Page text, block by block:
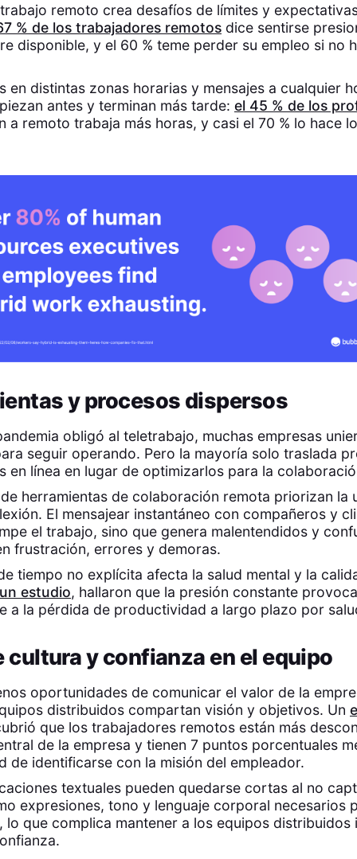
remoto crea desafíos de límites y
% de los trabajadores remotos dice sentirse
disponible, y el 60 % teme perder su empleo si no
en distintas zonas horarias y mensajes a cualquier
antes y terminan más tarde: el 45 % de los
a remoto trabaja más horas, y casi el 70 % lo hace
y procesos dispersos
obligó al teletrabajo, muchas empresas
seguir operando. Pero la mayoría solo traslada
en línea en lugar de optimizarlos para la
herramientas de colaboración remota priorizan la
El mensajear instantáneo con compañeros y
el trabajo, sino que genera malentendidos y
frustración, errores y demoras.
tiempo no explícita afecta la salud mental y la
un estudio, hallaron que la presión constante
a la pérdida de productividad a largo plazo por
cultura y confianza en el equipo
oportunidades de comunicar el valor de la
distribuidos compartan visión y objetivos. Un
que los trabajadores remotos están más
de la empresa y tienen 7 puntos porcentuales
de identificarse con la misión del empleador.
textuales pueden quedarse cortas al no
expresiones, tono y lenguaje corporal necesarios
lo que complica mantener a los equipos distribuidos